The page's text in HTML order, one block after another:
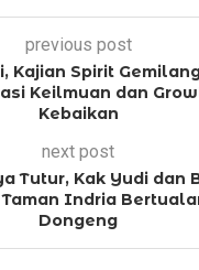
previous post
Kajian Spirit Gemilang
Keilmuan dan
Kebaikan
next post
Tutur, Kak Yudi dan
Taman Indria
Dongeng